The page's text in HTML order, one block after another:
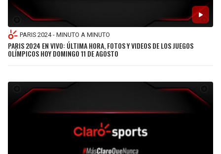
LIGA DE EXPANSIÓN MX
LEAGUES CUP
UEFA EUROPA LEAGUE
UEFA CONFERENCE LEAGUE
MLS
COPA SUDAMERICANA
CHARGERS
BENGALS
PISTONS
BUCKS
PARIS 2024 - MINUTO A MINUTO
PARIS 2024 EN VIVO: ÚLTIMA HORA, FOTOS Y VIDEOS DE LOS JUEGOS
OLÍMPICOS HOY DOMINGO 11 DE AGOSTO